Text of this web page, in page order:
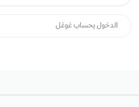
الدخول بحساب غوغل